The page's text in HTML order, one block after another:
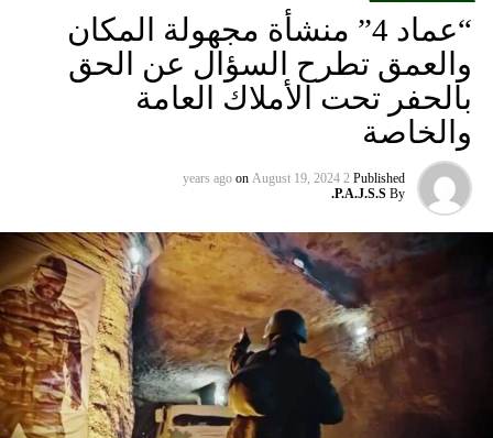
“عماد 4” منشأة مجهولة المكان
والعمق تطرح السؤال عن الحق
بالحفر تحت الأملاك العامة
والخاصة
Published
2 years ago
on August 19, 2024
By
P.A.J.S.S.